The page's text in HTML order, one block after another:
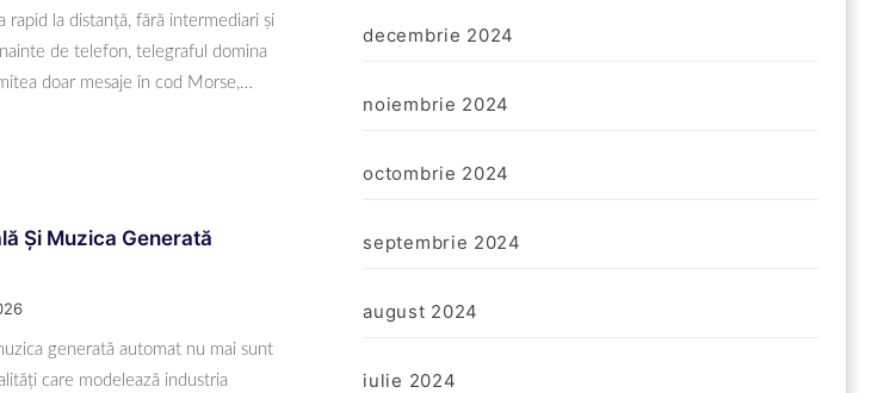
rapid la distanță, fără intermediari și
de telefon, telegraful domina
doar mesaje în cod Morse,…
Și Muzica Generată
generată automat nu mai sunt
care modelează industria
decembrie 2024
noiembrie 2024
octombrie 2024
septembrie 2024
august 2024
iulie 2024